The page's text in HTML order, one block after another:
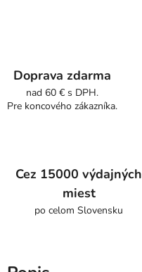
Doprava zdarma
nad 60 € s DPH.
Pre koncového zákazníka.
Cez 15000 výdajných
miest
po celom Slovensku